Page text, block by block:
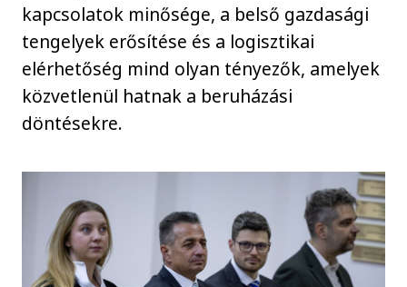
kapcsolatok minősége, a belső gazdasági
tengelyek erősítése és a logisztikai
elérhetőség mind olyan tényezők, amelyek
közvetlenül hatnak a beruházási
döntésekre.